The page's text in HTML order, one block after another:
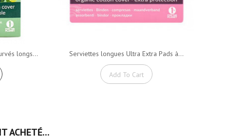
longs... Serviettes longues Ultra Extra Pads à...
Add To Cart
ACHETÉ...